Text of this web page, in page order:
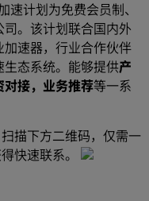
计划为免费会员制、
。该计划联合国内外
速器，行业合作伙伴
生态系统。能够提供产
对接，业务推荐等一系
描下方二维码，仅需一
快速联系。